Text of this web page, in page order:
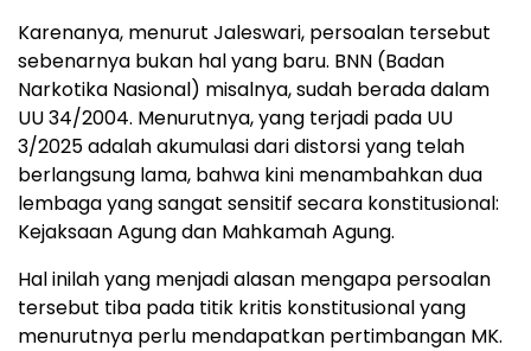
Karenanya, menurut Jaleswari, persoalan tersebut
sebenarnya bukan hal yang baru. BNN (Badan
Narkotika Nasional) misalnya, sudah berada dalam
UU 34/2004. Menurutnya, yang terjadi pada UU
3/2025 adalah akumulasi dari distorsi yang telah
berlangsung lama, bahwa kini menambahkan dua
lembaga yang sangat sensitif secara konstitusional:
Kejaksaan Agung dan Mahkamah Agung.
Hal inilah yang menjadi alasan mengapa persoalan
tersebut tiba pada titik kritis konstitusional yang
menurutnya perlu mendapatkan pertimbangan MK.